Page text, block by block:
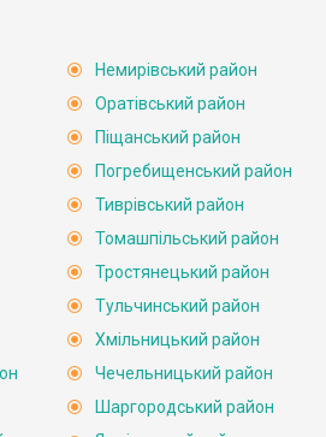
Немирівський район
Оратівський район
Піщанський район
Погребищенський район
Тиврівський район
Томашпільський район
Тростянецький район
Тульчинський район
Хмільницький район
Чечельницький район
Шаргородський район